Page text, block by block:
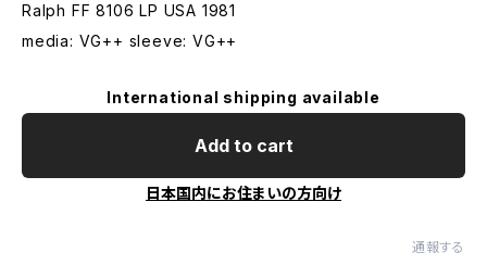
Ralph FF 8106 LP USA 1981
media: VG++ sleeve: VG++
International shipping available
Add to cart
日本国内にお住まいの方向け
通報する